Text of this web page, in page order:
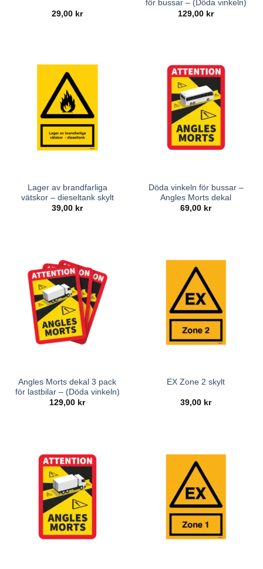
29,00 kr
för bussar – (Döda vinkeln)
129,00 kr
Lager av brandfarliga
vätskor – dieseltank skylt
39,00 kr
Döda vinkeln för bussar –
Angles Morts dekal
69,00 kr
Angles Morts dekal 3 pack
för lastbilar – (Döda vinkeln)
129,00 kr
EX Zone 2 skylt
39,00 kr